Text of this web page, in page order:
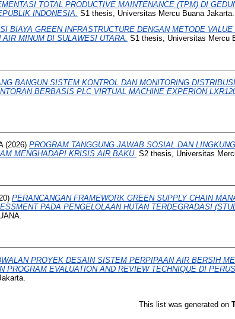
TOTAL PRODUCTIVE MAINTENANCE (TPM) DI
INDONESIA. S1 thesis, Universitas Mercu Buana Jakarta.
BIAYA GREEN INFRASTRUCTURE DENGAN METODE
MINUM DI SULAWESI UTARA. S1 thesis, Universitas Mercu
BANGUN SISTEM KONTROL DAN MONITORING
BERBASIS PLC VIRTUAL MACHINE EXPERION
(2026) PROGRAM TANGGUNG JAWAB SOSIAL DAN
MENGHADAPI KRISIS AIR BAKU. S2 thesis, Universitas
PERANCANGAN FRAMEWORK GREEN SUPPLY CHAIN
PADA PENGELOLAAN HUTAN TERDEGRADASI
PROYEK DESAIN SISTEM PERPIPAAN AIR BERSIH
PROGRAM EVALUATION AND REVIEW TECHNIQUE DI
This list was generated on